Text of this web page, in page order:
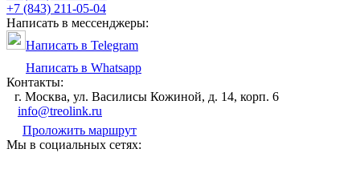
+7 (843) 211-05-04
Написать в мессенджеры:
Написать в Telegram
Написать в Whatsapp
Контакты:
г. Москва, ул. Василисы Кожиной, д. 14, корп. 6
info@treolink.ru
Проложить маршрут
Мы в социальных сетях: